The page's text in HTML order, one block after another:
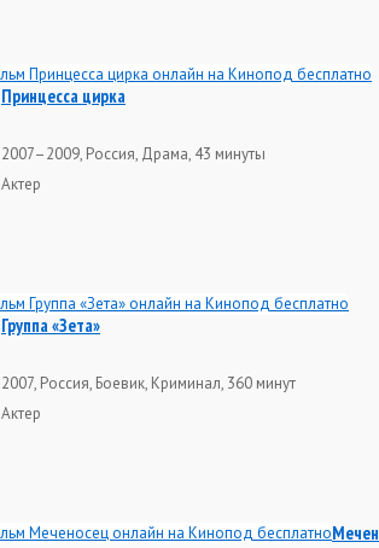
Принцесса цирка
2007–2009, Россия, Драма, 43 минуты
Актер
Группа «Зета»
2007, Россия, Боевик, Криминал, 360 минут
Актер